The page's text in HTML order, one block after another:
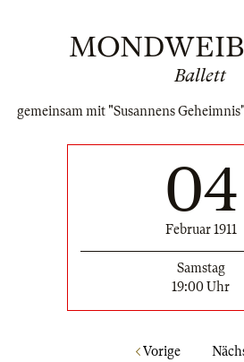
Ballett
gemeinsam mit "Susannens
04
Februar 1911
Samstag
19:00 Uhr
Vorige